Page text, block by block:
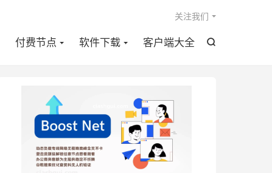

付费节点 软件下载 客户端大全
关注我们